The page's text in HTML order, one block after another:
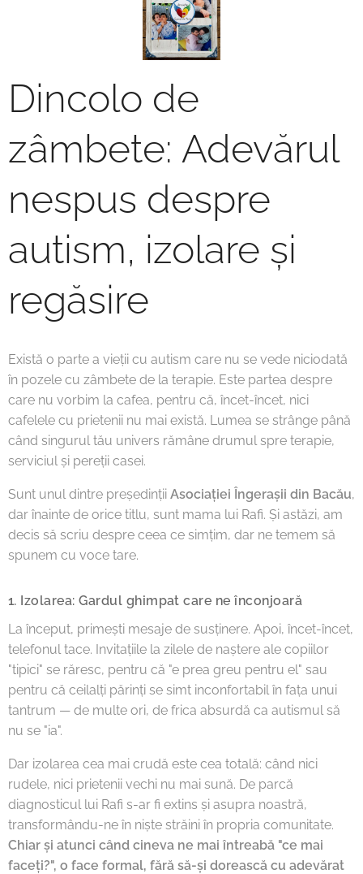
Dincolo de
zâmbete: Adevărul
nespus despre
autism, izolare și
regăsire
Există o parte a vieții cu autism care nu se vede niciodată
în pozele cu zâmbete de la terapie. Este partea despre
care nu vorbim la cafea, pentru că, încet-încet, nici
cafelele cu prietenii nu mai există. Lumea se strânge până
când singurul tău univers rămâne drumul spre terapie,
serviciul și pereții casei.
Sunt unul dintre președinții Asociației Îngerașii din Bacău,
dar înainte de orice titlu, sunt mama lui Rafi. Și astăzi, am
decis să scriu despre ceea ce simțim, dar ne temem să
spunem cu voce tare.
1. Izolarea: Gardul ghimpat care ne înconjoară
La început, primești mesaje de susținere. Apoi, încet-încet,
telefonul tace. Invitațiile la zilele de naștere ale copiilor
"tipici" se răresc, pentru că "e prea greu pentru el" sau
pentru că ceilalți părinți se simt inconfortabil în fața unui
tantrum — de multe ori, de frica absurdă ca autismul să
nu se "ia".
Dar izolarea cea mai crudă este cea totală: când nici
rudele, nici prietenii vechi nu mai sună. De parcă
diagnosticul lui Rafi s-ar fi extins și asupra noastră,
transformându-ne în niște străini în propria comunitate.
Chiar și atunci când cineva ne mai întreabă "ce mai
faceți?", o face formal, fără să-și dorească cu adevărat